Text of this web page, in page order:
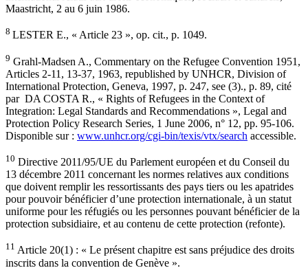
Maastricht, 2 au 6 juin 1986.
8 LESTER E., « Article 23 », op. cit., p. 1049.
9 Grahl-Madsen A., Commentary on the Refugee Convention 1951,
Articles 2-11, 13-37, 1963, republished by UNHCR, Division of
International Protection, Geneva, 1997, p. 247, see (3)., p. 89, cité
par DA COSTA R., « Rights of Refugees in the Context of
Integration: Legal Standards and Recommendations », Legal and
Protection Policy Research Series, 1 June 2006, n° 12, pp. 95-106.
Disponible sur : www.unhcr.org/cgi-bin/texis/vtx/search accessible.
10 Directive 2011/95/UE du Parlement européen et du Conseil du
13 décembre 2011 concernant les normes relatives aux conditions
que doivent remplir les ressortissants des pays tiers ou les apatrides
pour pouvoir bénéficier d’une protection internationale, à un statut
uniforme pour les réfugiés ou les personnes pouvant bénéficier de la
protection subsidiaire, et au contenu de cette protection (refonte).
11 Article 20(1) : « Le présent chapitre est sans préjudice des droits
inscrits dans la convention de Genève ».